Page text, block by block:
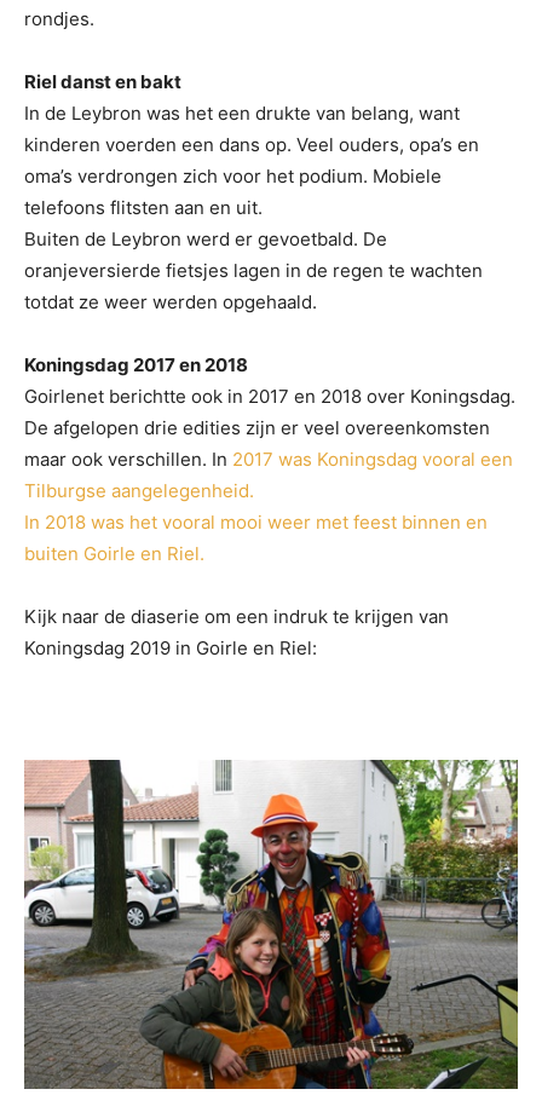
rondjes.
Riel danst en bakt
In de Leybron was het een drukte van belang, want
kinderen voerden een dans op. Veel ouders, opa’s en
oma’s verdrongen zich voor het podium. Mobiele
telefoons flitsten aan en uit.
Buiten de Leybron werd er gevoetbald. De
oranjeversierde fietsjes lagen in de regen te wachten
totdat ze weer werden opgehaald.
Koningsdag 2017 en 2018
Goirlenet berichtte ook in 2017 en 2018 over Koningsdag.
De afgelopen drie edities zijn er veel overeenkomsten
maar ook verschillen. In 2017 was Koningsdag vooral een
Tilburgse aangelegenheid.
In 2018 was het vooral mooi weer met feest binnen en
buiten Goirle en Riel.
Kijk naar de diaserie om een indruk te krijgen van
Koningsdag 2019 in Goirle en Riel: